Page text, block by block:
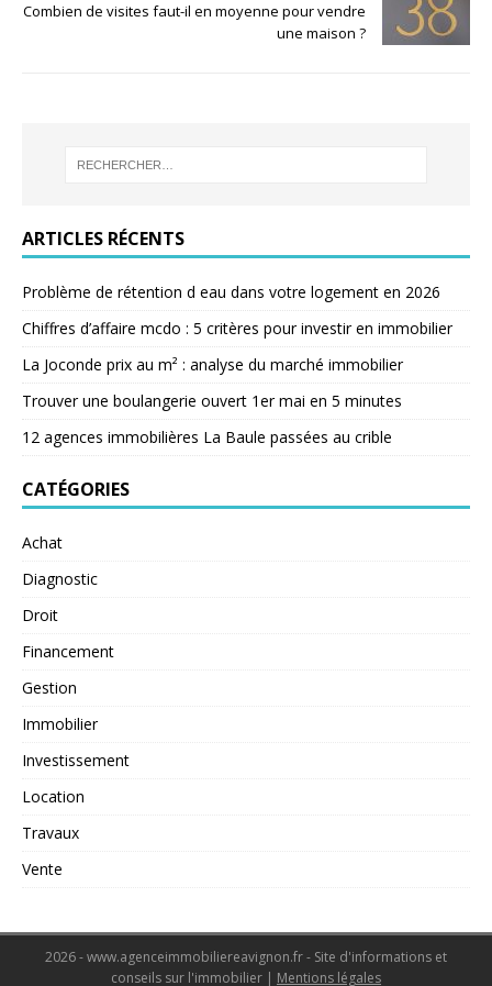
Combien de visites faut-il en moyenne pour vendre
une maison ?
ARTICLES RÉCENTS
Problème de rétention d eau dans votre logement en 2026
Chiffres d’affaire mcdo : 5 critères pour investir en immobilier
La Joconde prix au m² : analyse du marché immobilier
Trouver une boulangerie ouvert 1er mai en 5 minutes
12 agences immobilières La Baule passées au crible
CATÉGORIES
Achat
Diagnostic
Droit
Financement
Gestion
Immobilier
Investissement
Location
Travaux
Vente
2026 - www.agenceimmobiliereavignon.fr - Site d'informations et
conseils sur l'immobilier | Mentions légales